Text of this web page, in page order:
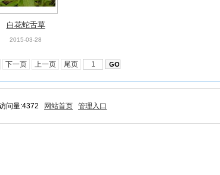
白花蛇舌草
2015-03-28
下一页 上一页 尾页
问量:4372 网站首页 管理入口